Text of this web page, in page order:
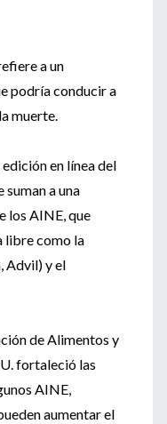
a un
podría conducir a
muerte.
en línea del
a una
los AINE, que
libre como la
Advil) y el
de Alimentos y
fortaleció las
AINE,
aumentar el